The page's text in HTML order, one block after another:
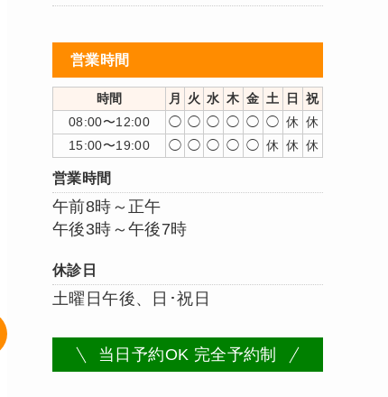
営業時間
時間 月 火 水 木 金 土 日
祝
08:00〜12:00
◯ ◯ ◯ ◯ ◯ ◯ 休 休
15:00〜19:00
◯ ◯ ◯ ◯ ◯ 休 休 休
営業時間
午前8時～正午
午後3時～午後7時
休診日
土曜日午後、日･祝日
当日予約OK 完全予約制